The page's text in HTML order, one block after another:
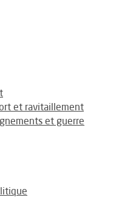
et ravitaillement
et guerre